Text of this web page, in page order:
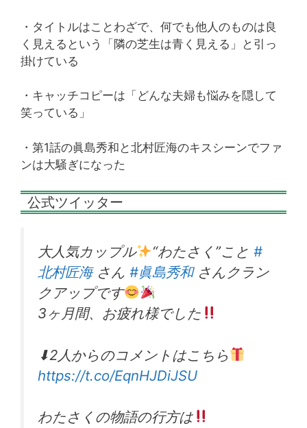
・タイトルはことわざで、何でも他人のものは良
く見えるという「隣の芝生は青く見える」と引っ
掛けている
・キャッチコピーは「どんな夫婦も悩みを隠して
笑っている」
・第1話の眞島秀和と北村匠海のキスシーンでファ
ンは大騒ぎになった
公式ツイッター
大人気カップル “わたさく”こと#
北村匠海さん #眞島秀和さんクラン
クアップです
3ヶ月間、お疲れ様でした
⬇︎2人からのコメントはこちら
https://t.co/EqnHJDiJSU
わたさくの物語の行方は